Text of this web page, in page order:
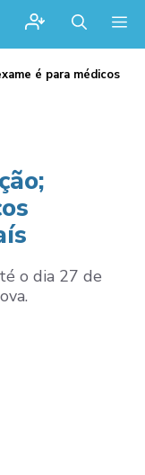
é para médicos
o dia 27 de